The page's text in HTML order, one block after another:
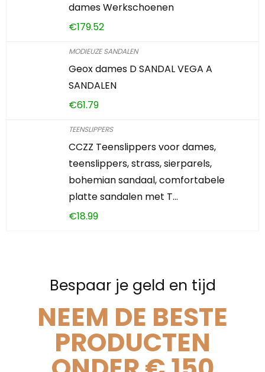
dames Werkschoenen
€179.52
MODIEUZE SANDALEN
Geox dames D SANDAL VEGA A
SANDALEN
€61.79
TEENSLIPPERS
CCZZ Teenslippers voor dames,
teenslippers, strass, sierparels,
bohemian sandaal, comfortabele
platte sandalen met T…
€18.99
Bespaar je geld en tijd
NEEM DE BESTE
PRODUCTEN